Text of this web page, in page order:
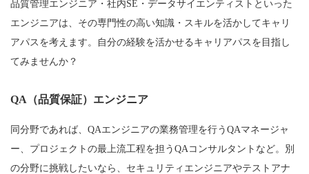
品質管理エンジニア・社内SE・データサイエンティストといった
エンジニアは、その専門性の高い知識・スキルを活かしてキャリ
アパスを考えます。自分の経験を活かせるキャリアパスを目指し
てみませんか？
QA（品質保証）エンジニア
同分野であれば、QAエンジニアの業務管理を行うQAマネージャ
ー、プロジェクトの最上流工程を担うQAコンサルタントなど。別
の分野に挑戦したいなら、セキュリティエンジニアやテストアナ